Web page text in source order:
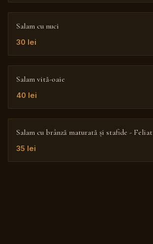
Salam cu nuci
30 lei
Salam vită-oaie
40 lei
Salam cu brânză maturată și stafide - Feliat
35 lei